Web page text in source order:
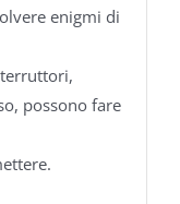
enigmi di
possono fare